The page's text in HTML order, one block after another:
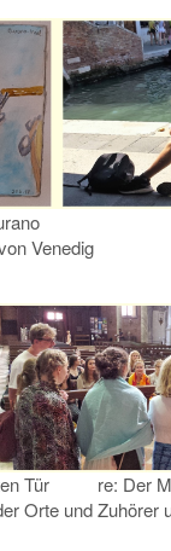
Burano
Venedig
Tür re: Der
Orte und Zuhörer